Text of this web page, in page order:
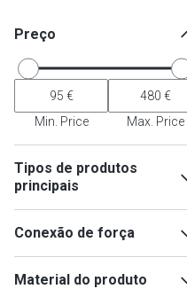
Preço
Min. Price Max. Price
Tipos de produtos
principais
Artigos de proteção contra
vírus(3)
Carrinho de limpeza
Conexão de força
Material do produto